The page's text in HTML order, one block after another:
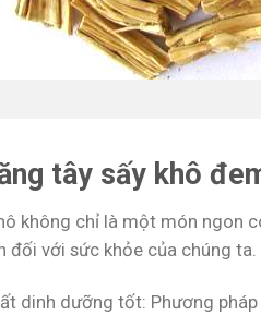
tây sấy khô
không chỉ là một món ngon
đối với sức khỏe của chúng ta.
dinh dưỡng tốt: Phương